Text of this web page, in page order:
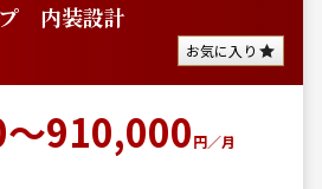
内装設計
お気に入り
910,000円／月